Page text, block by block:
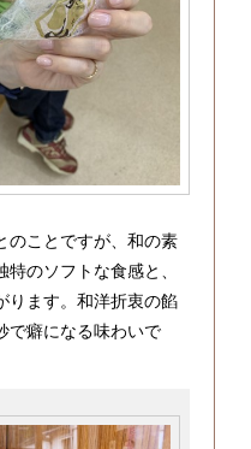
のことですが、和の素
のソフトな食感と、
ります。和洋折衷の餡
で癖になる味わいで